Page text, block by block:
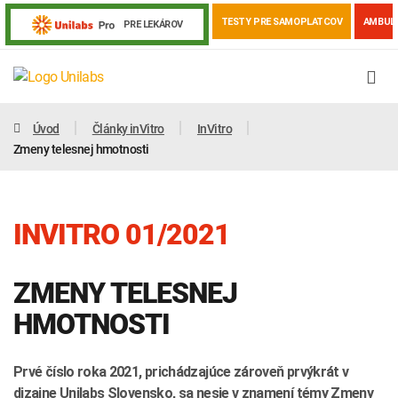
PRE LEKÁROV TESTY PRE SAMOPLATCOV
Genetika Covid-19
Výsledky vyšetrení Kortizol Odberová príručka
Úvod Články inVitro
InVitro
Zmeny telesnej hmotnosti
INVITRO 01/2021
ZMENY TELESNEJ
HMOTNOSTI
Prvé číslo roka 2021, prichádzajúce zároveň prvýkrát v
dizajne Unilabs Slovensko, sa nesie v znamení témy Zmeny